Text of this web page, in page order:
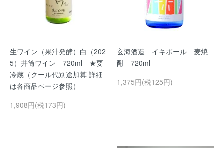
生ワイン（果汁発酵）白（202
5）井筒ワイン 720ml ★要
冷蔵（クール代別途加算 詳細
は各商品ページ参照）
1,908円(税173円)
玄海酒造 イキボール 麦焼
酎 720ml
1,375円(税125円)